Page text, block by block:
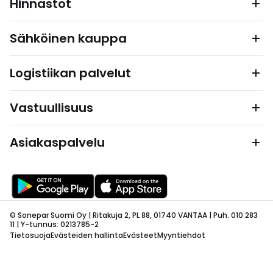
Hinnastot
Sähköinen kauppa
Logistiikan palvelut
Vastuullisuus
Asiakaspalvelu
© Sonepar Suomi Oy | Ritakuja 2, PL 88, 01740 VANTAA | Puh. 010 283
11 | Y-tunnus: 0213785-2
TietosuojaEvästeiden hallintaEvästeetMyyntiehdot